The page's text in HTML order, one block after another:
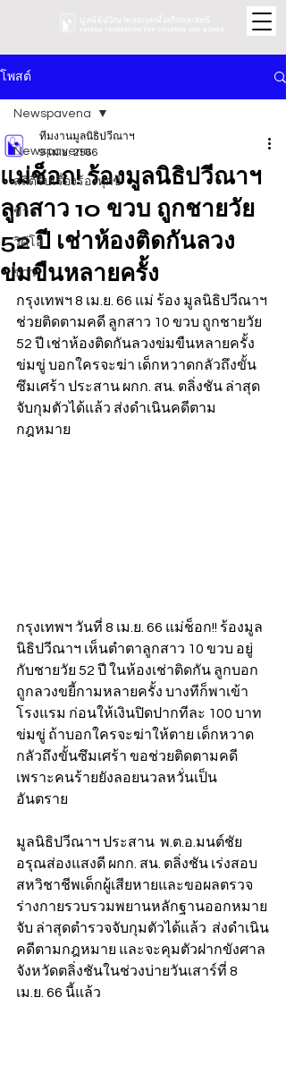
โพสต์
Newspavena
สถิติรับเรื่องร้องทุกข์
ข่าว
วิดีโอ
ข่าว
Newspavena
แม่ช็อก! ร้องมูลนิธิปวีณาฯ
ลูกสาว 10 ขวบ ถูกชายวัย
52 ปี เช่าห้องติดกันลวง
ข่มขืนหลายครั้ง
ทีมงานมูลนิธิปวีณาฯ
9 เม.ย. 2566
กรุงเทพฯ 8 เม.ย. 66 แม่ ร้อง มูลนิธิปวีณาฯ
ช่วยติดตามคดี ลูกสาว 10 ขวบ ถูกชายวัย
52 ปี เช่าห้องติดกันลวงข่มขืนหลายครั้ง
ข่มขู่ บอกใครจะฆ่า เด็กหวาดกลัวถึงขั้น
ซึมเศร้า ประสาน ผกก. สน. ตลิ่งชัน ล่าสุด
จับกุมตัวได้แล้ว ส่งดำเนินคดีตาม
กฎหมาย
กรุงเทพฯ วันที่ 8 เม.ย. 66 แม่ช็อก!! ร้องมูล
นิธิปวีณาฯ เห็นตำตาลูกสาว 10 ขวบ อยู่
กับชายวัย 52 ปี ในห้องเช่าติดกัน ลูกบอก
ถูกลวงขยี้กามหลายครั้ง บางทีก็พาเข้า
โรงแรม ก่อนให้เงินปิดปากทีละ 100 บาท
ข่มขู่ ถ้าบอกใครจะฆ่าให้ตาย เด็กหวาด
กลัวถึงขั้นซึมเศร้า ขอช่วยติดตามคดี
เพราะคนร้ายยังลอยนวลหวั่นเป็น
อันตราย
มูลนิธิปวีณาฯ ประสาน  พ.ต.อ.มนต์ชัย
อรุณส่องแสงดี ผกก. สน. ตลิ่งชัน เร่งสอบ
สหวิชาชีพเด็กผู้เสียหายและขอผลตรวจ
ร่างกายรวบรวมพยานหลักฐานออกหมาย
จับ ล่าสุดตำรวจจับกุมตัวได้แล้ว  ส่งดำเนิน
คดีตามกฎหมาย และจะคุมตัวฝากขังศาล
จังหวัดตลิ่งชันในช่วงบ่ายวันเสาร์ที่ 8
เม.ย. 66 นี้แล้ว